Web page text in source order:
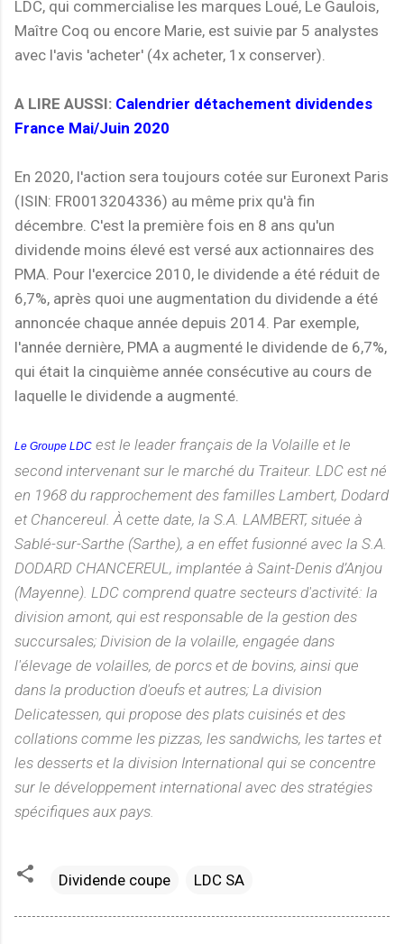
LDC, qui commercialise les marques Loué, Le Gaulois,
Maître Coq ou encore Marie, est suivie par 5 analystes
avec l'avis 'acheter' (4x acheter, 1x conserver).
A LIRE AUSSI: Calendrier détachement dividendes
France Mai/Juin 2020
En 2020, l'action sera toujours cotée sur Euronext Paris
(ISIN: FR0013204336) au même prix qu'à fin
décembre. C'est la première fois en 8 ans qu'un
dividende moins élevé est versé aux actionnaires des
PMA. Pour l'exercice 2010, le dividende a été réduit de
6,7%, après quoi une augmentation du dividende a été
annoncée chaque année depuis 2014. Par exemple,
l'année dernière, PMA a augmenté le dividende de 6,7%,
qui était la cinquième année consécutive au cours de
laquelle le dividende a augmenté.
Le Groupe LDC est le leader français de la Volaille et le
second intervenant sur le marché du Traiteur. LDC est né
en 1968 du rapprochement des familles Lambert, Dodard
et Chancereul. À cette date, la S.A. LAMBERT, située à
Sablé-sur-Sarthe (Sarthe), a en effet fusionné avec la S.A.
DODARD CHANCEREUL, implantée à Saint-Denis d’Anjou
(Mayenne). LDC comprend quatre secteurs d'activité: la
division amont, qui est responsable de la gestion des
succursales; Division de la volaille, engagée dans
l'élevage de volailles, de porcs et de bovins, ainsi que
dans la production d'oeufs et autres; La division
Delicatessen, qui propose des plats cuisinés et des
collations comme les pizzas, les sandwichs, les tartes et
les desserts et la division International qui se concentre
sur le développement international avec des stratégies
spécifiques aux pays.
Dividende coupe LDC SA